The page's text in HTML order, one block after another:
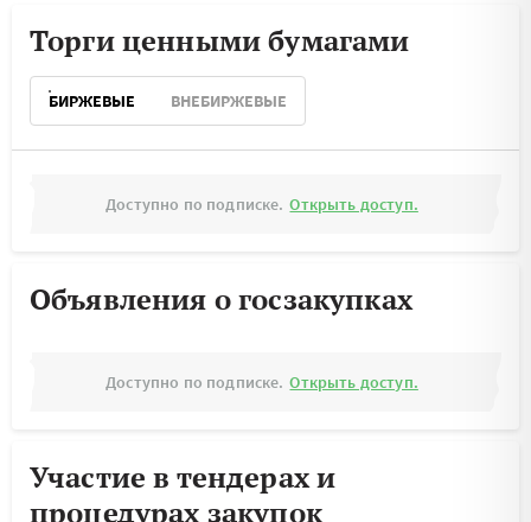
Торги ценными бумагами
БИРЖЕВЫЕ ВНЕБИРЖЕВЫЕ
Доступно по подписке. Открыть доступ.
Объявления о госзакупках
Доступно по подписке. Открыть доступ.
Участие в тендерах и
процедурах закупок